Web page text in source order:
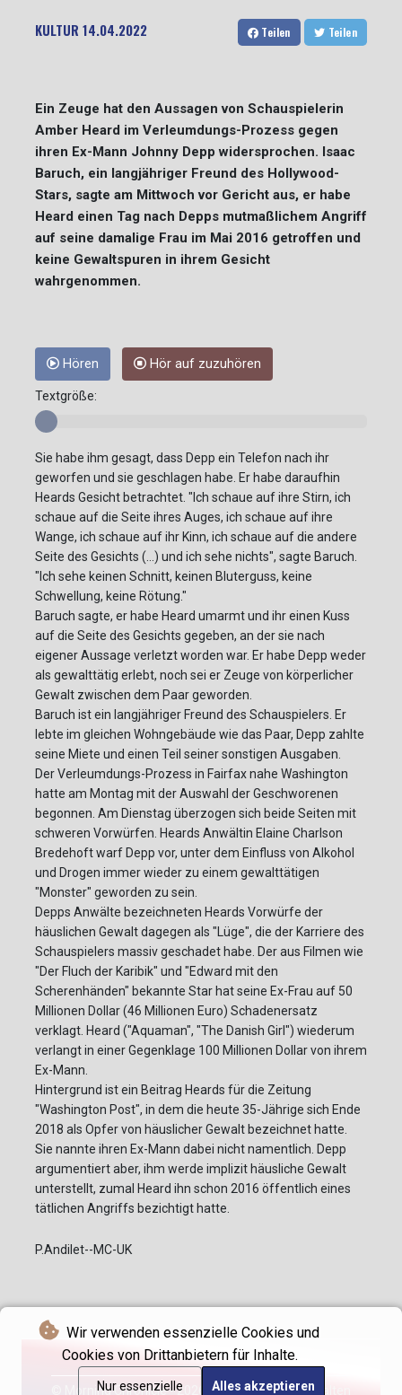
Wir verwenden essenzielle Cookies und
Cookies von Drittanbietern für Inhalte.
Nur essenzielle Alles akzeptieren
KULTUR 14.04.2022 Teilen Teilen
Ein Zeuge hat den Aussagen von Schauspielerin
Amber Heard im Verleumdungs-Prozess gegen
ihren Ex-Mann Johnny Depp widersprochen. Isaac
Baruch, ein langjähriger Freund des Hollywood-
Stars, sagte am Mittwoch vor Gericht aus, er habe
Heard einen Tag nach Depps mutmaßlichem Angriff
auf seine damalige Frau im Mai 2016 getroffen und
keine Gewaltspuren in ihrem Gesicht
wahrgenommen.
Hören Hör auf zuzuhören
Textgröße:
Sie habe ihm gesagt, dass Depp ein Telefon nach ihr
geworfen und sie geschlagen habe. Er habe daraufhin
Heards Gesicht betrachtet. "Ich schaue auf ihre Stirn, ich
schaue auf die Seite ihres Auges, ich schaue auf ihre
Wange, ich schaue auf ihr Kinn, ich schaue auf die andere
Seite des Gesichts (...) und ich sehe nichts", sagte Baruch.
"Ich sehe keinen Schnitt, keinen Bluterguss, keine
Schwellung, keine Rötung."
Baruch sagte, er habe Heard umarmt und ihr einen Kuss
auf die Seite des Gesichts gegeben, an der sie nach
eigener Aussage verletzt worden war. Er habe Depp weder
als gewalttätig erlebt, noch sei er Zeuge von körperlicher
Gewalt zwischen dem Paar geworden.
Baruch ist ein langjähriger Freund des Schauspielers. Er
lebte im gleichen Wohngebäude wie das Paar, Depp zahlte
seine Miete und einen Teil seiner sonstigen Ausgaben.
Der Verleumdungs-Prozess in Fairfax nahe Washington
hatte am Montag mit der Auswahl der Geschworenen
begonnen. Am Dienstag überzogen sich beide Seiten mit
schweren Vorwürfen. Heards Anwältin Elaine Charlson
Bredehoft warf Depp vor, unter dem Einfluss von Alkohol
und Drogen immer wieder zu einem gewalttätigen
"Monster" geworden zu sein.
Depps Anwälte bezeichneten Heards Vorwürfe der
häuslichen Gewalt dagegen als "Lüge", die der Karriere des
Schauspielers massiv geschadet habe. Der aus Filmen wie
"Der Fluch der Karibik" und "Edward mit den
Scherenhänden" bekannte Star hat seine Ex-Frau auf 50
Millionen Dollar (46 Millionen Euro) Schadenersatz
verklagt. Heard ("Aquaman", "The Danish Girl") wiederum
verlangt in einer Gegenklage 100 Millionen Dollar von ihrem
Ex-Mann.
Hintergrund ist ein Beitrag Heards für die Zeitung
"Washington Post", in dem die heute 35-Jährige sich Ende
2018 als Opfer von häuslicher Gewalt bezeichnet hatte.
Sie nannte ihren Ex-Mann dabei nicht namentlich. Depp
argumentiert aber, ihm werde implizit häusliche Gewalt
unterstellt, zumal Heard ihn schon 2016 öffentlich eines
tätlichen Angriffs bezichtigt hatte.
P.Andilet--MC-UK
© Morning Chronicle - 2026 - Alle Rechte vorbehalten